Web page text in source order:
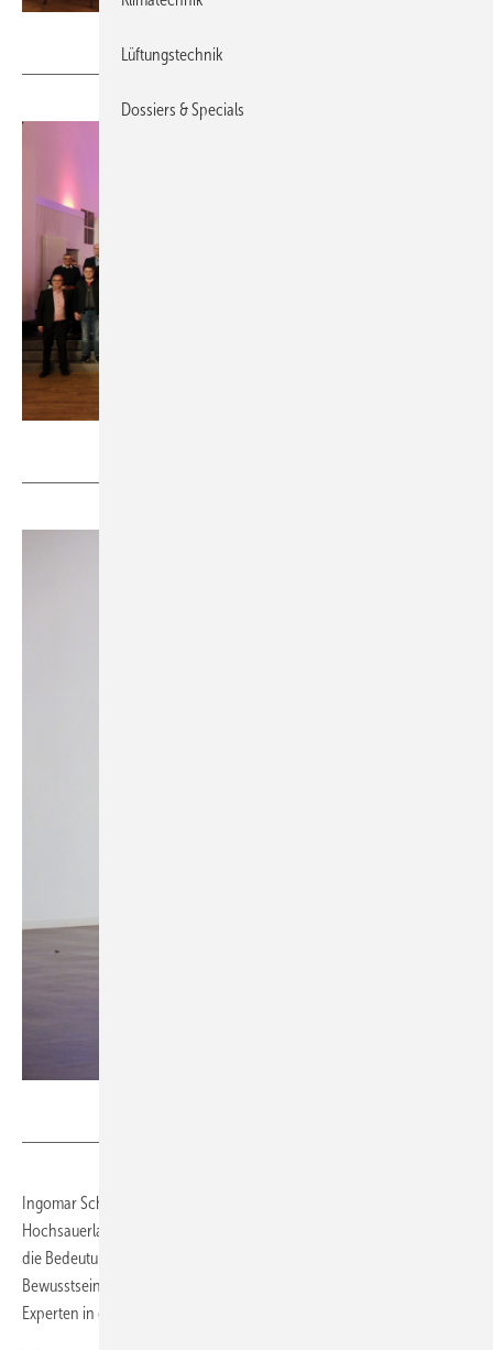
Ingomar Schennen, Hauptgeschäftsführer der Kreishandwerkerschaft
Hochsauerland, sprach zu den Absolventen und Gästen. Er betonte
die Bedeutung des Berufs, der technisches Wissen, Präzision und ein
Bewusstsein für Nachhaltigkeit erfordere. Die Absolventen seien nun
Experten in einem Feld, das eine Schlüsselrolle für die Zukunft spiele.
Lüftungstechnik
Dossiers & Specials